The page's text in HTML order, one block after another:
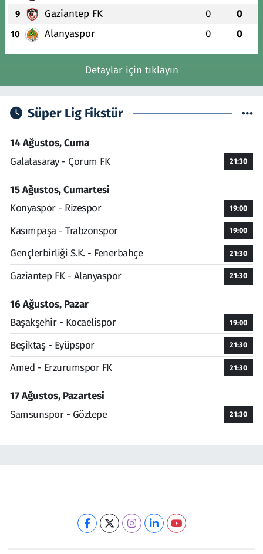
9 Gaziantep FK 0 0
10 Alanyaspor 0 0
Detaylar için tıklayın
Süper Lig Fikstür
14 Ağustos, Cuma
Galatasaray - Çorum FK
21:30
15 Ağustos, Cumartesi
Konyaspor - Rizespor
19:00
Kasımpaşa - Trabzonspor 19:00
Gençlerbirliği S.K. - Fenerbahçe 21:30
Gaziantep FK - Alanyaspor 21:30
16 Ağustos, Pazar
Başakşehir - Kocaelispor
19:00
Beşiktaş - Eyüpspor 21:30
Amed - Erzurumspor FK 21:30
17 Ağustos, Pazartesi
Samsunspor - Göztepe
21:30